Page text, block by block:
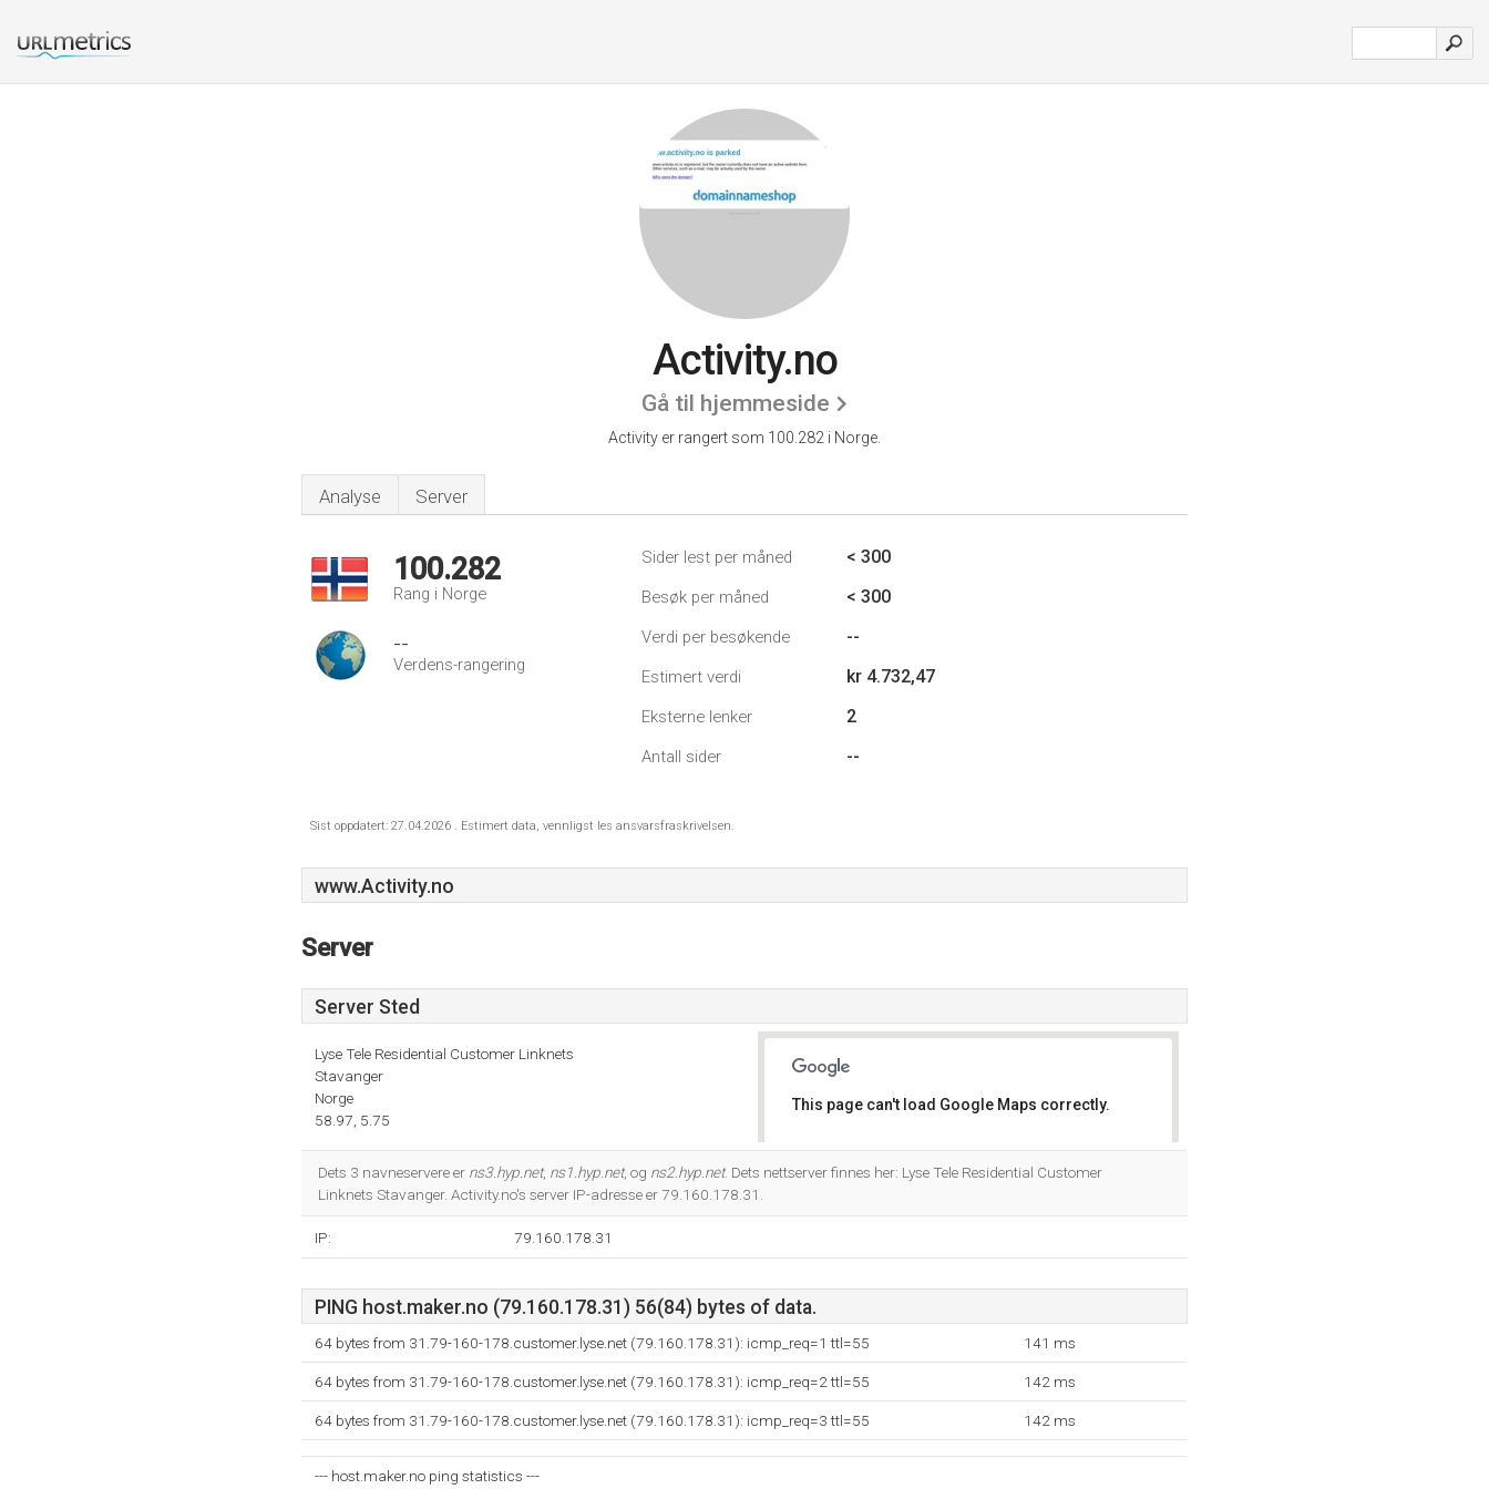
Activity.no
Gå til hjemmeside
Activity er rangert som 100.282 i Norge.
Analyse Server
100.282
Rang i Norge
--
Verdens-rangering
Sider lest per måned < 300
Besøk per måned < 300
Verdi per besøkende --
Estimert verdi kr 4.732,47
Eksterne lenker 2
Antall sider --
Sist oppdatert: 27.04.2026 . Estimert data, vennligst les ansvarsfraskrivelsen.
www.Activity.no
Server
Server Sted
Lyse Tele Residential Customer Linknets
Stavanger
Norge
58.97, 5.75
This page can't load Google Maps correctly.
Dets 3 navneservere er ns3.hyp.net, ns1.hyp.net, og ns2.hyp.net. Dets nettserver finnes her: Lyse Tele Residential Customer
Linknets Stavanger. Activity.no's server IP-adresse er 79.160.178.31.
IP: 79.160.178.31
PING host.maker.no (79.160.178.31) 56(84) bytes of data.
64 bytes from 31.79-160-178.customer.lyse.net (79.160.178.31): icmp_req=1 ttl=55 141 ms
64 bytes from 31.79-160-178.customer.lyse.net (79.160.178.31): icmp_req=2 ttl=55 142 ms
64 bytes from 31.79-160-178.customer.lyse.net (79.160.178.31): icmp_req=3 ttl=55 142 ms
--- host.maker.no ping statistics ---